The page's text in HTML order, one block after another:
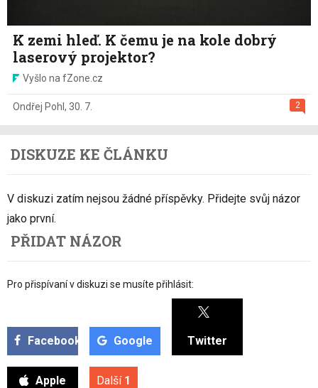
K zemi hleď. K čemu je na kole dobrý
laserový projektor?
Vyšlo na fZone.cz
2
Ondřej Pohl , 30. 7.
DISKUZE KE ČLÁNKU
V diskuzi zatím nejsou žádné příspěvky. Přidejte svůj názor
jako první.
PŘIDAT NÁZOR
Pro přispívaní v diskuzi se musíte přihlásit:
Facebook Google Twitter
Apple Další 1